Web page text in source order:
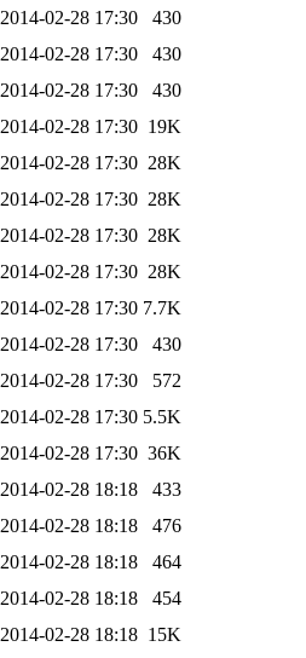
2014-02-28 17:30
430
2014-02-28 17:30
430
2014-02-28 17:30
430
2014-02-28 17:30 19K
2014-02-28 17:30 28K
2014-02-28 17:30 28K
2014-02-28 17:30 28K
2014-02-28 17:30 28K
2014-02-28 17:30 7.7K
2014-02-28 17:30
430
2014-02-28 17:30
572
2014-02-28 17:30 5.5K
2014-02-28 17:30 36K
2014-02-28 18:18
433
2014-02-28 18:18
476
2014-02-28 18:18
464
2014-02-28 18:18
454
2014-02-28 18:18 15K